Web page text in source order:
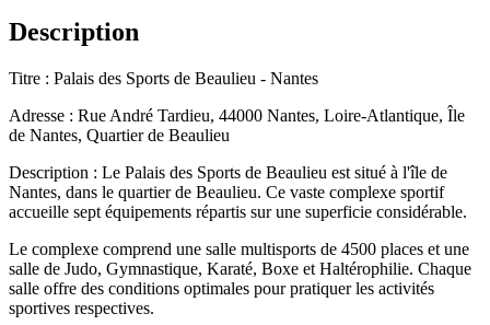
Description
Titre : Palais des Sports de Beaulieu - Nantes
Adresse : Rue André Tardieu, 44000 Nantes, Loire-Atlantique, Île
de Nantes, Quartier de Beaulieu
Description : Le Palais des Sports de Beaulieu est situé à l'île de
Nantes, dans le quartier de Beaulieu. Ce vaste complexe sportif
accueille sept équipements répartis sur une superficie considérable.
Le complexe comprend une salle multisports de 4500 places et une
salle de Judo, Gymnastique, Karaté, Boxe et Haltérophilie. Chaque
salle offre des conditions optimales pour pratiquer les activités
sportives respectives.